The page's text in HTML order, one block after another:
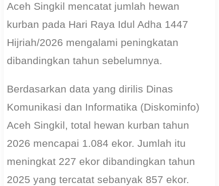
Aceh Singkil mencatat jumlah hewan
kurban pada Hari Raya Idul Adha 1447
Hijriah/2026 mengalami peningkatan
dibandingkan tahun sebelumnya.
Berdasarkan data yang dirilis Dinas
Komunikasi dan Informatika (Diskominfo)
Aceh Singkil, total hewan kurban tahun
2026 mencapai 1.084 ekor. Jumlah itu
meningkat 227 ekor dibandingkan tahun
2025 yang tercatat sebanyak 857 ekor.